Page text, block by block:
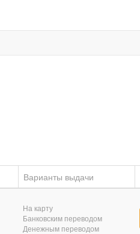
Варианты выдачи
На карту
Банковским переводом
Денежным переводом